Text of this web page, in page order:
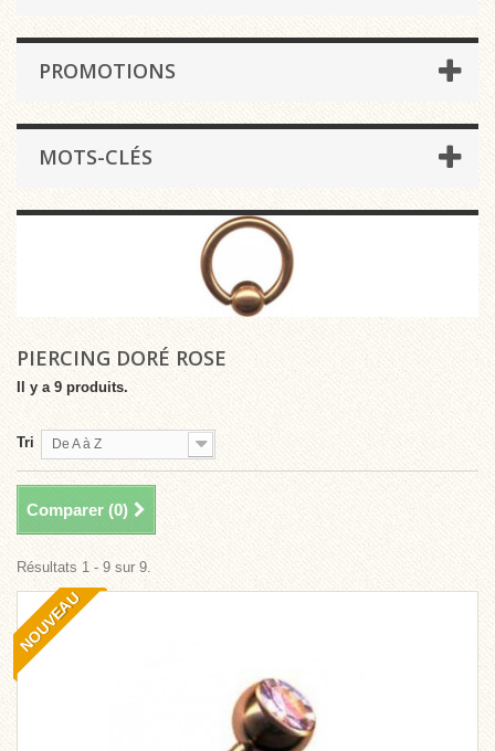
PROMOTIONS
MOTS-CLÉS
PIERCING DORÉ ROSE
Il y a 9 produits.
Tri De A à Z
Comparer (0)
Résultats 1 - 9 sur 9.
NOUVEAU